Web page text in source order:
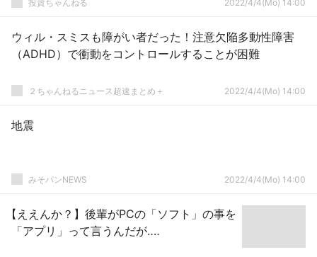
投資ちゃんねる 2022/4/4(Mo) 14:00
ウィル・スミスも障がい者だった！注意欠陥多動性障害
（ADHD）で衝動をコントロールすることが困難
２ちゃんねるニュース超速まとめ＋ 2022/4/4(Mo) 14:00
地震
みそパンNEWS 2022/4/4(Mo) 14:00
【ええんか？】後輩がPCの「ソフト」の事を
「アプリ」って言うんだが‥‥